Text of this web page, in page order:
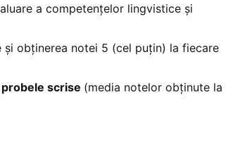
a competențelor lingvistice și
obținerea notei 5 (cel puțin) la fiecare
scrise (media notelor obținute la